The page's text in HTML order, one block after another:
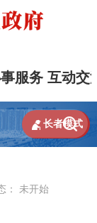
服务 互动交

 长者模式
： 未开始